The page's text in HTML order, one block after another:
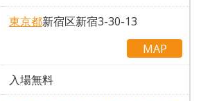
東京都新宿区新宿3-30-13
MAP
入場無料